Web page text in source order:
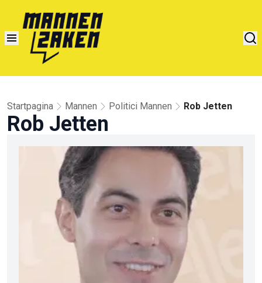
Startpagina Mannen Politici Mannen Rob Jetten
Rob Jetten